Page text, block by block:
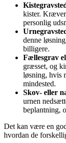
kister.
personlig
denne
billigere.
Fællesgrav
græsset, og
løsning, hvis
mindested.
Skov- eller
urnen
beplantning,
Det kan være en
hvordan de